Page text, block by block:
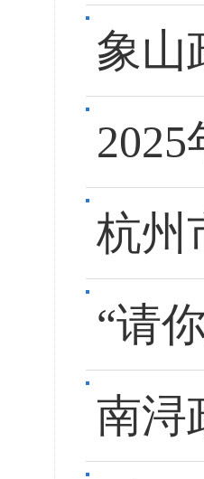
象山
杭州
“请
南浔